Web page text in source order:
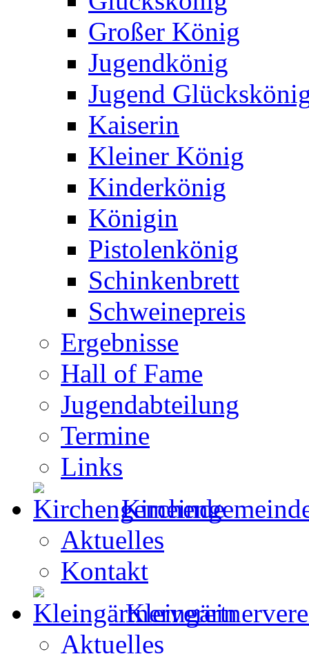
Großer König
Jugendkönig
Jugend
Kaiserin
Kleiner König
Kinderkönig
Königin
Pistolenkönig
Schinkenbrett
Schweinepreis
Ergebnisse
Hall of Fame
Jugendabteilung
Termine
Links
Aktuelles
Kontakt
Aktuelles